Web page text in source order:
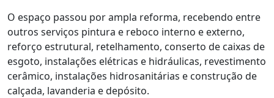
O espaço passou por ampla reforma, recebendo entre
outros serviços pintura e reboco interno e externo,
reforço estrutural, retelhamento, conserto de caixas de
esgoto, instalações elétricas e hidráulicas, revestimento
cerâmico, instalações hidrosanitárias e construção de
calçada, lavanderia e depósito.